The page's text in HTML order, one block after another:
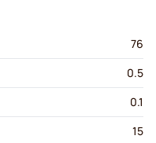
76
0.5
0.1
15